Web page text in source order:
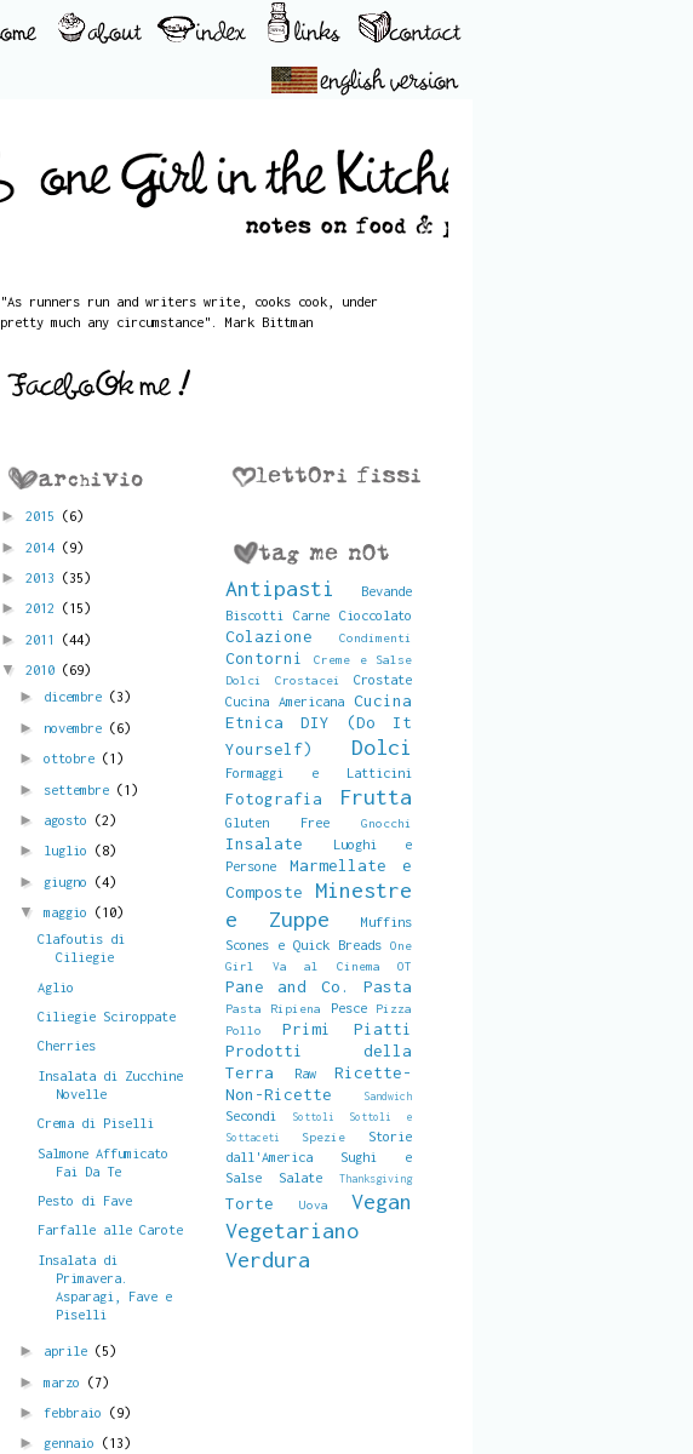
"As runners run and writers write, cooks cook, under
pretty much any circumstance". Mark Bittman
► 2015 (6)
► 2014 (9)
► 2013 (35)
► 2012 (15)
► 2011 (44)
▼ 2010 (69)
► dicembre (3)
► novembre (6)
► ottobre (1)
► settembre (1)
► agosto (2)
► luglio (8)
► giugno (4)
▼ maggio (10)
Clafoutis di
Ciliegie
Aglio
Ciliegie Sciroppate
Cherries
Insalata di Zucchine
Novelle
Crema di Piselli
Salmone Affumicato
Fai Da Te
Pesto di Fave
Farfalle alle Carote
Insalata di
Primavera.
Asparagi, Fave e
Piselli
► aprile (5)
► marzo (7)
► febbraio (9)
► gennaio (13)
Antipasti
Bevande
Biscotti
Carne Cioccolato
Colazione Condimenti
Contorni
Creme e Salse
Dolci
Crostacei
Crostate
Cucina Americana
Cucina
Etnica
DIY (Do It
Yourself)
Dolci
Formaggi e Latticini
Fotografia Frutta
Gluten Free Gnocchi
Insalate
Luoghi e
Persone
Marmellate e
Composte
Minestre
e Zuppe
Muffins
Scones e Quick Breads One
Girl Va al Cinema
OT
Pane and Co. Pasta
Pasta Ripiena Pesce
Pizza
Pollo
Primi Piatti
Prodotti della
Terra
Raw
Ricette-
Non-Ricette
Sandwich
Secondi Sottoli
Sottoli e
Sottaceti
Spezie
Storie
dall'America
Sughi e
Salse Salate
Thanksgiving
Torte Uova
Vegan
Vegetariano
Verdura